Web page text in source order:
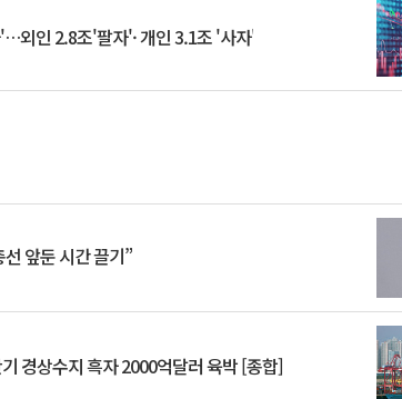
외인 2.8조'팔자'· 개인 3.1조 '사자'
앞둔 시간 끌기”
경상수지 흑자 2000억달러 육박 [종합]